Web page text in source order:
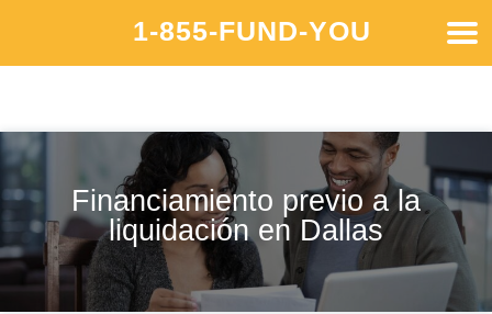
1-855-FUND-YOU
Financiamiento previo a la
liquidación en Dallas